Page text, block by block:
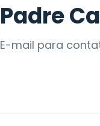
Padre
E-mail para